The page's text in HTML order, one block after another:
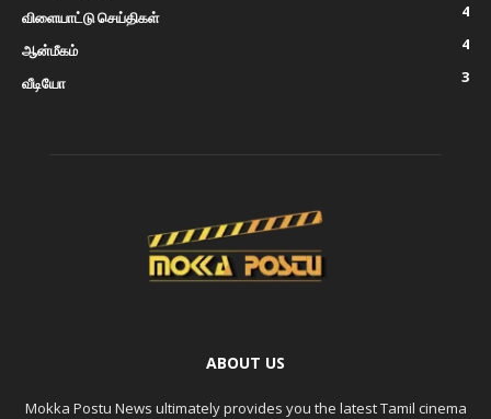
விளையாட்டு செய்திகள்
4
ஆன்மீகம்
4
வீடியோ
3
ABOUT US
Mokka Postu News ultimately provides you the latest Tamil cinema